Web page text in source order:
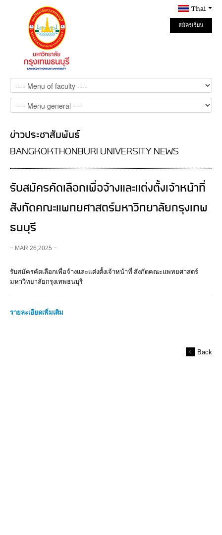
Thai
สมัครเรียน
Online
ข่าวประชาสัมพันธ์
BANGKOKTHONBURI UNIVERSITY NEWS
รับสมัครคัดเลือกเพื่อจ้างและแต่งตั้งเจ้าหน้าที่
สังกัดคณะแพทยศาสตร์มหาวิทยาลัยกรุงเทพ
ธนบุรี
− MAR 26,2025 −
รับสมัครคัดเลือกเพื่อจ้างและแต่งตั้งเจ้าหน้าที่ สังกัดคณะแพทยศาสตร์
มหาวิทยาลัยกรุงเทพธนบุรี
รายละเอียดเพิ่มเติม
Back